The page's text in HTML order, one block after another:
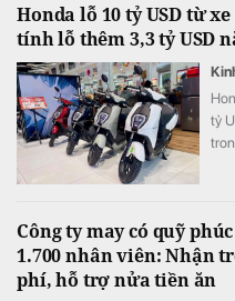
Honda lỗ 10 tỷ USD từ
tính lỗ thêm 3,3 tỷ USD
tỷ
Công ty may có quỹ
1.700 nhân viên: Nhận
phí, hỗ trợ nửa tiền ăn